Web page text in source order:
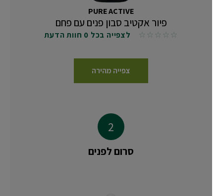
PURE ACTIVE
פיור אקטיב סבון פנים עם פחם
No reviews לצפייה בכל 0 חוות הדעת
צפייה מהירה
סרום לפנים